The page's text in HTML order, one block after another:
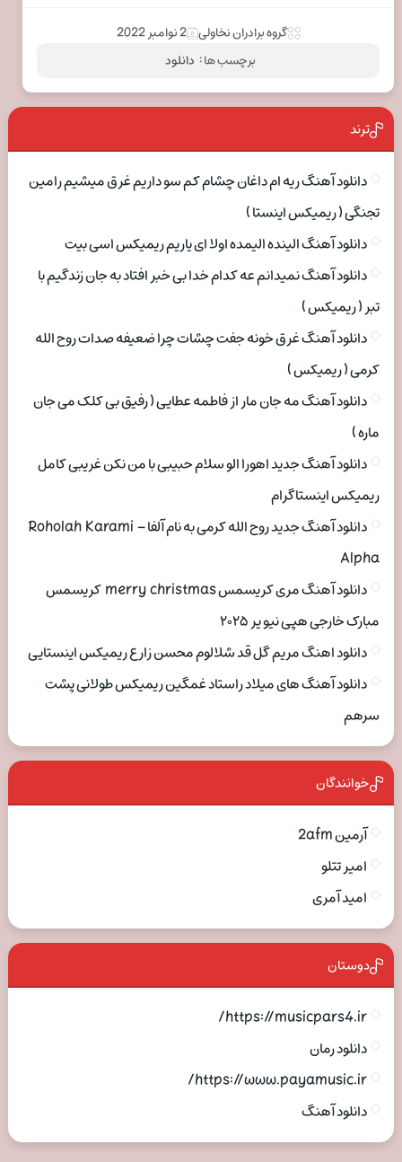
گروه برادران نخاولی 2 نوامبر 2022
برچسب ها : دانلود
ترند
دانلود آهنگ ریه ام داغان چشام کم سو داریم غرق میشیم رامین
تجنگی ( ریمیکس اینستا )
دانلود آهنگ الینده الیمده اولا ای یاریم ریمیکس اسی بیت
دانلود آهنگ نمیدانم عه کدام خدا بی خبر افتاد به جان زندگیم با
تبر ( ریمیکس )
دانلود آهنگ غرق خونه جفت چشات چرا ضعیفه صدات روح الله
کرمی ( ریمیکس )
دانلود آهنگ مه جان مار از فاطمه عطایی ( رفیق بی کلک می جان
ماره )
دانلود آهنگ جدید اهورا الو سلام حبیبی با من نکن غریبی کامل
ریمیکس اینستاگرام
دانلود آهنگ جدید روح الله کرمی به نام آلفا Roholah Karami –
Alpha
دانلود آهنگ مری کریسمس merry christmas کریسمس
مبارک خارجی هپی نیو یر ۲۰۲۵
دانلود اهنگ مریم گل قد شلالوم محسن زارع ریمیکس اینستایی
دانلود آهنگ های میلاد راستاد غمگین ریمیکس طولانی پشت
سرهم
خوانندگان
آرمین 2afm
امیر تتلو
امید آمری
دوستان
https://musicpars4.ir/
دانلود رمان
https://www.payamusic.ir/
دانلود آهنگ